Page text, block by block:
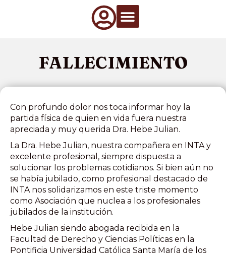
FALLECIMIENTO
Con profundo dolor nos toca informar hoy la
partida física de quien en vida fuera nuestra
apreciada y muy querida Dra. Hebe Julian.
La Dra. Hebe Julian, nuestra compañera en INTA y
excelente profesional, siempre dispuesta a
solucionar los problemas cotidianos. Si bien aún no
se había jubilado, como profesional destacado de
INTA nos solidarizamos en este triste momento
como Asociación que nuclea a los profesionales
jubilados de la institución.
Hebe Julian siendo abogada recibida en la
Facultad de Derecho y Ciencias Políticas en la
Pontificia Universidad Católica Santa María de los